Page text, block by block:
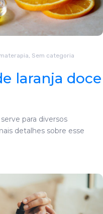
, Sem categoria
laranja doce
para diversos
detalhes sobre esse